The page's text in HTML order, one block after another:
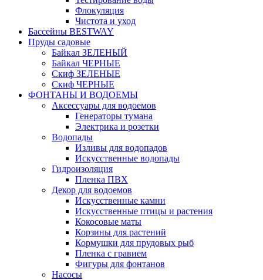
Флокуляция
Чистота и уход
Бассейны BESTWAY
Пруды садовые
Байкал ЗЕЛЕНЫЙ
Байкал ЧЕРНЫЕ
Скиф ЗЕЛЕНЫЕ
Скиф ЧЕРНЫЕ
ФОНТАНЫ И ВОДОЕМЫ
Аксессуары для водоемов
Генераторы тумана
Электрика и розетки
Водопады
Изливы для водопадов
Искусственные водопады
Гидроизоляция
Пленка ПВХ
Декор для водоемов
Искусственные камни
Искусственные птицы и растения
Кокосовые маты
Корзины для растений
Кормушки для прудовых рыб
Пленка с гравием
Фигуры для фонтанов
Насосы